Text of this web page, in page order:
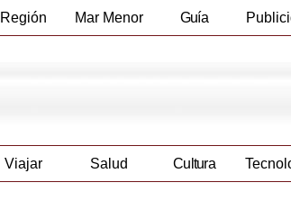
Región Mar Menor Guía
Viajar Salud Cultura